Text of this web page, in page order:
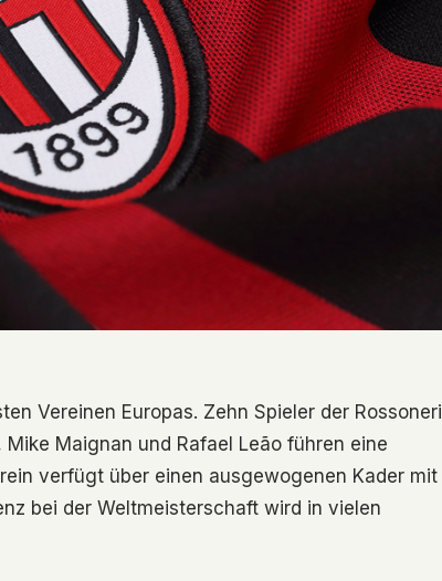
Vereinen Europas. Zehn Spieler der Rossoneri
Maignan und Rafael Leão führen eine
verfügt über einen ausgewogenen Kader mit
bei der Weltmeisterschaft wird in vielen